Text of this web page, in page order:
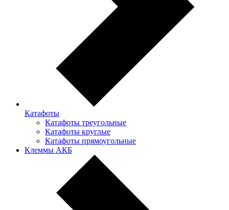
Катафоты
Катафоты треугольные
Катафоты круглые
Катафоты прямоугольные
Клеммы АКБ